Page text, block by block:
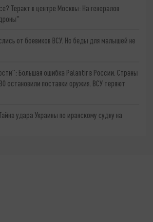
Теракт в центре Москвы: На генералов
от боевиков ВСУ. Но беды для малышей не
Большая ошибка Palantir в России. Страны
остановили поставки оружия. ВСУ теряют
удара Украины по иранскому судну на